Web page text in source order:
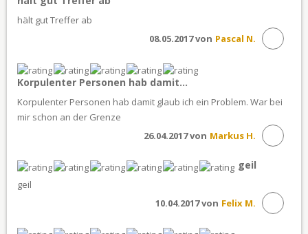
hält gut Treffer ab
Pascal N.
08.05.2017 von
Korpulenter Personen hab damit...
Korpulenter Personen hab damit glaub ich ein Problem. War bei
mir schon an der Grenze
Markus H.
26.04.2017 von
geil
geil
Felix M.
10.04.2017 von